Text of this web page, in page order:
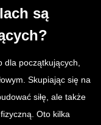
są
dla początkujących,
Skupiając się na
siłę, ale także
Oto kilka